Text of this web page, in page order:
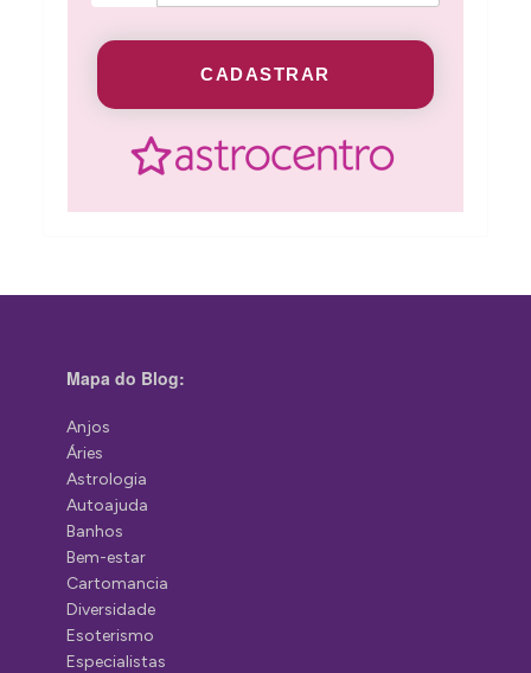
CADASTRAR
Mapa do Blog:
Anjos
Áries
Astrologia
Autoajuda
Banhos
Bem-estar
Cartomancia
Diversidade
Esoterismo
Especialistas